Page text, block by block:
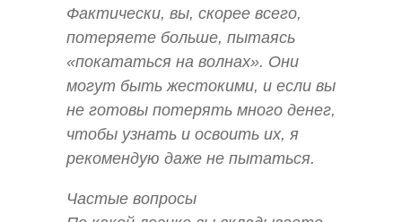
Фактически, вы, скорее всего,
потеряете больше, пытаясь
«покататься на волнах». Они
могут быть жестокими, и если вы
не готовы потерять много денег,
чтобы узнать и освоить их, я
рекомендую даже не пытаться.
Частые вопросы